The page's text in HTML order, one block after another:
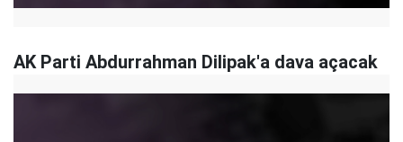
AK Parti Abdurrahman Dilipak'a dava açacak